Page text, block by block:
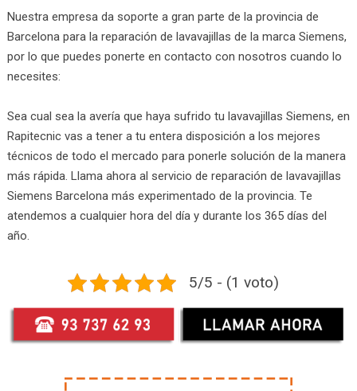
Nuestra empresa da soporte a gran parte de la provincia de
Barcelona para la reparación de lavavajillas de la marca Siemens,
por lo que puedes ponerte en contacto con nosotros cuando lo
necesites:
Sea cual sea la avería que haya sufrido tu lavavajillas Siemens, en
Rapitecnic vas a tener a tu entera disposición a los mejores
técnicos de todo el mercado para ponerle solución de la manera
más rápida. Llama ahora al servicio de reparación de lavavajillas
Siemens Barcelona más experimentado de la provincia. Te
atendemos a cualquier hora del día y durante los 365 días del
año.
5/5 - (1 voto)